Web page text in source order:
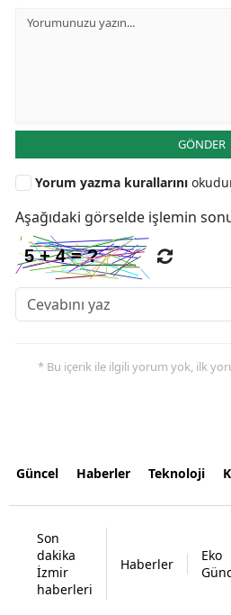
GÖNDER
Yorum yazma kurallarını
Aşağıdaki görselde işlemin
* Bu içerik ile ilgili yorum yok, ilk
Güncel Haberler Teknoloji
Son
dakika
İzmir
haberleri
Haberler
Eko